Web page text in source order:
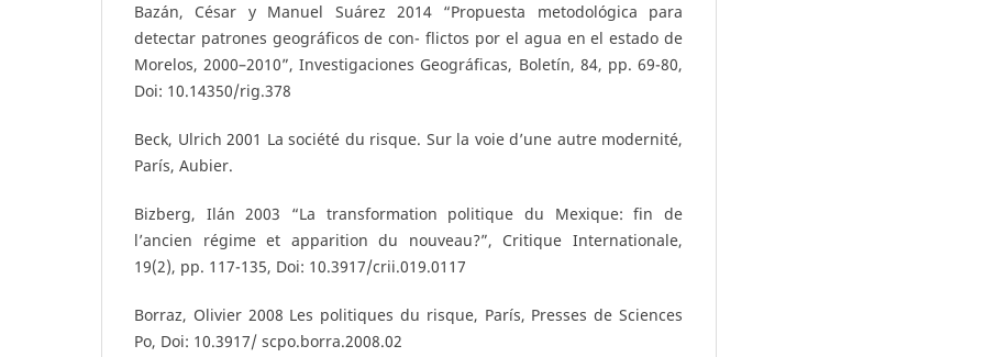
Bazán, César y Manuel Suárez 2014 “Propuesta metodológica para
detectar patrones geográficos de con- flictos por el agua en el estado de
Morelos, 2000–2010”, Investigaciones Geográficas, Boletín, 84, pp. 69-80,
Doi: 10.14350/rig.378
Beck, Ulrich 2001 La société du risque. Sur la voie d’une autre modernité,
París, Aubier.
Bizberg, Ilán 2003 “La transformation politique du Mexique: fin de
l’ancien régime et apparition du nouveau?”, Critique Internationale,
19(2), pp. 117-135, Doi: 10.3917/crii.019.0117
Borraz, Olivier 2008 Les politiques du risque, París, Presses de Sciences
Po, Doi: 10.3917/ scpo.borra.2008.02